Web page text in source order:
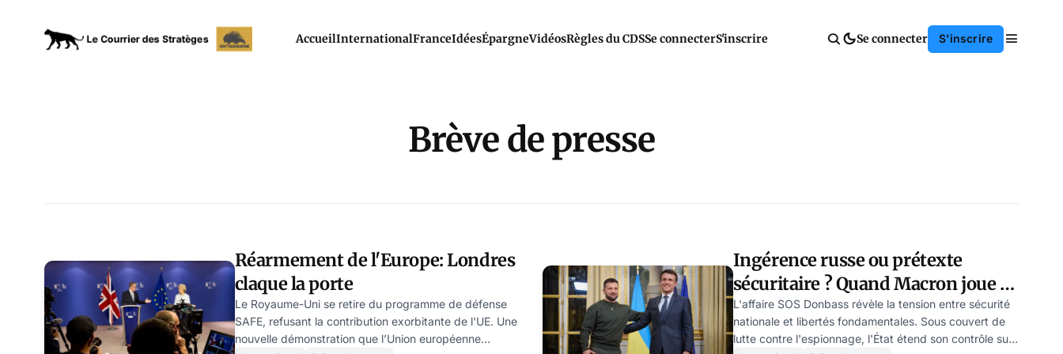
AccueilInternationalFranceIdéesÉpargneVidéosRègles du CDSSe connecterS'inscrire Se connecter S'inscrire
Brève de presse
Réarmement de l'Europe: Londres
claque la porte
Le Royaume-Uni se retire du programme de défense
SAFE, refusant la contribution exorbitante de l'UE. Une
nouvelle démonstration que l’Union européenne
Ingérence russe ou prétexte
sécuritaire ? Quand Macron joue la
surenchère
L'affaire SOS Donbass révèle la tension entre sécurité
nationale et libertés fondamentales. Sous couvert de
lutte contre l'espionnage, l'État étend son contrôle sur